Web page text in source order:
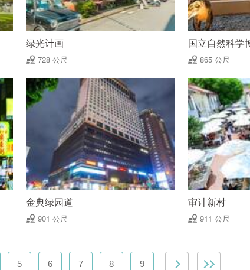
绿光计画
728 公尺
国立自然科学
865 公尺
金典绿园道
901 公尺
审计新村
911 公尺
5 6 7 8 9